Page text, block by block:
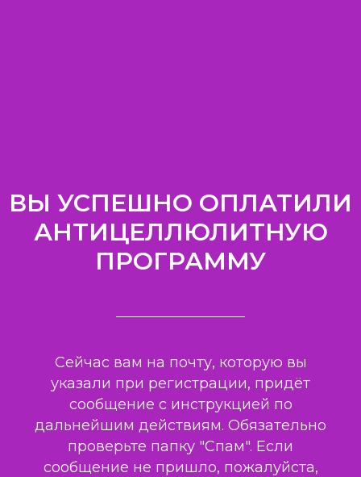
ВЫ УСПЕШНО ОПЛАТИЛИ
АНТИЦЕЛЛЮЛИТНУЮ
ПРОГРАММУ
Сейчас вам на почту, которую вы
указали при регистрации, придёт
сообщение с инструкцией по
дальнейшим действиям. Обязательно
проверьте папку "Спам". Если
сообщение не пришло, пожалуйста,